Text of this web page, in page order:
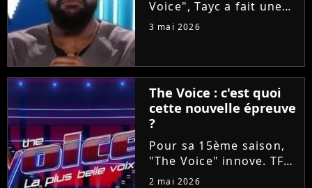
Voice", Tayc a fait une
proposition en or à
enregistrer un duo sur
son nouvel album
"Joÿa". Et le chanteur a
tenu...
3 mai 2026
The Voice : c'est quoi
cette nouvelle épreuve
?
Pour sa 15ème saison,
"The Voice" innove. TF1
va proposer ce soir aux
2 mai 2026